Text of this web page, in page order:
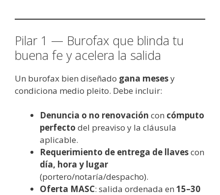
Pilar 1 — Burofax que blinda tu
buena fe y acelera la salida
Un burofax bien diseñado gana mesesy
condiciona medio pleito. Debe incluir:
Denuncia o no renovación con cómputo
perfecto del preaviso y la cláusula
aplicable.
Requerimiento de entrega de llavescon
día, hora y lugar
(portero/notaría/despacho).
Oferta MASC: salida ordenada en 15–30